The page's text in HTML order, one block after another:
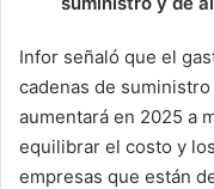
Infor señaló que el
cadenas de
aumentará en 2025 a
equilibrar el costo y
empresas que están